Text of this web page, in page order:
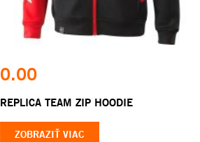
0.00
REPLICA TEAM ZIP HOODIE
ZOBRAZIŤ VIAC